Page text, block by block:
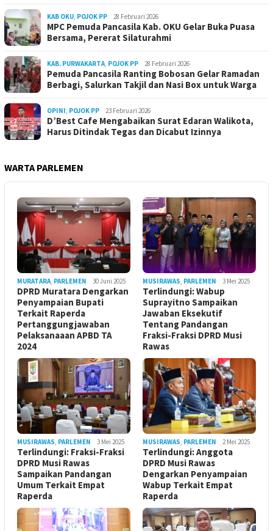
KAB OKU, POJOK PP 28 Februari 2026
MPC Pemuda Pancasila Kab. OKU Gelar Buka Puasa
Bersama, Pererat Silaturahmi
KAB. PURWAKARTA, POJOK PP 28 Februari 2026
Pemuda Pancasila Ranting Bobosan Gelar Ramadan
Berbagi, Salurkan Takjil dan Nasi Box untuk Warga
OPINI, POJOK PP 23 Februari 2026
D’Best Cafe Mengabaikan Surat Edaran Walikota,
Harus Ditindak Tegas dan Dicabut Izinnya
WARTA PARLEMEN
MURATARA, PARLEMEN 30 Juni 2025
DPRD Muratara Dengarkan
Penyampaian Bupati
Terkait Raperda
Pertanggungjawaban
Pelaksanaaan APBD TA
2024
MUSIRAWAS, PARLEMEN 3 Mei 2025
Terlindungi: Wabup
Suprayitno Sampaikan
Jawaban Eksekutif
Tentang Pandangan
Fraksi-Fraksi DPRD Musi
Rawas
MUSIRAWAS, PARLEMEN 3 Mei 2025
Terlindungi: Fraksi-Fraksi
DPRD Musi Rawas
Sampaikan Pandangan
Umum Terkait Empat
Raperda
MUSIRAWAS, PARLEMEN 2 Mei 2025
Terlindungi: Anggota
DPRD Musi Rawas
Dengarkan Penyampaian
Wabup Terkait Empat
Raperda